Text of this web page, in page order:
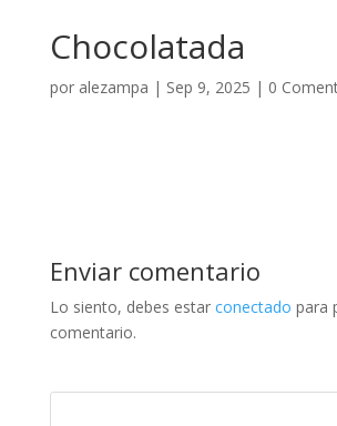
Chocolatada
por alezampa | Sep 9, 2025 | 0
Enviar comentario
Lo siento, debes estar conectado para
comentario.